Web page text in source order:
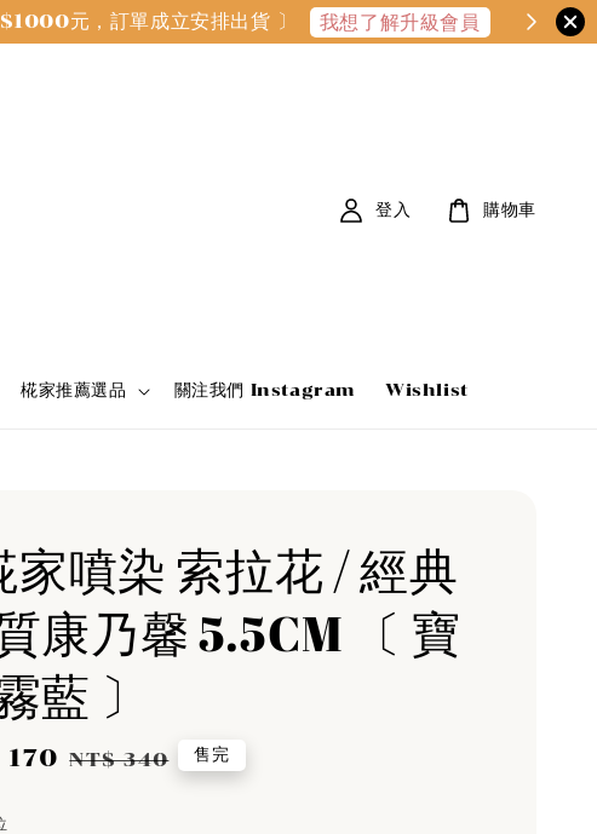
元，訂單成立安排出貨 〕 我想了解升級會員
椛家推薦選品 關注我們 Instagram Wishlist
登入 購物車
家噴染 索拉花 / 經典
康乃馨 5.5CM 〔 寶
藍 〕
170 Regular
NT$ 340 售完